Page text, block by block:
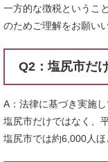
一方的な徴税というこ
のためご理解をお願い
Q2：塩尻市だ
A：法律に基づき実施し
塩尻市だけではなく、
塩尻市では約6,000人ほ